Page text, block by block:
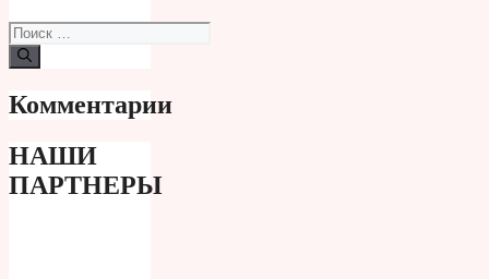
Поиск:
Комментарии
НАШИ
ПАРТНЕРЫ